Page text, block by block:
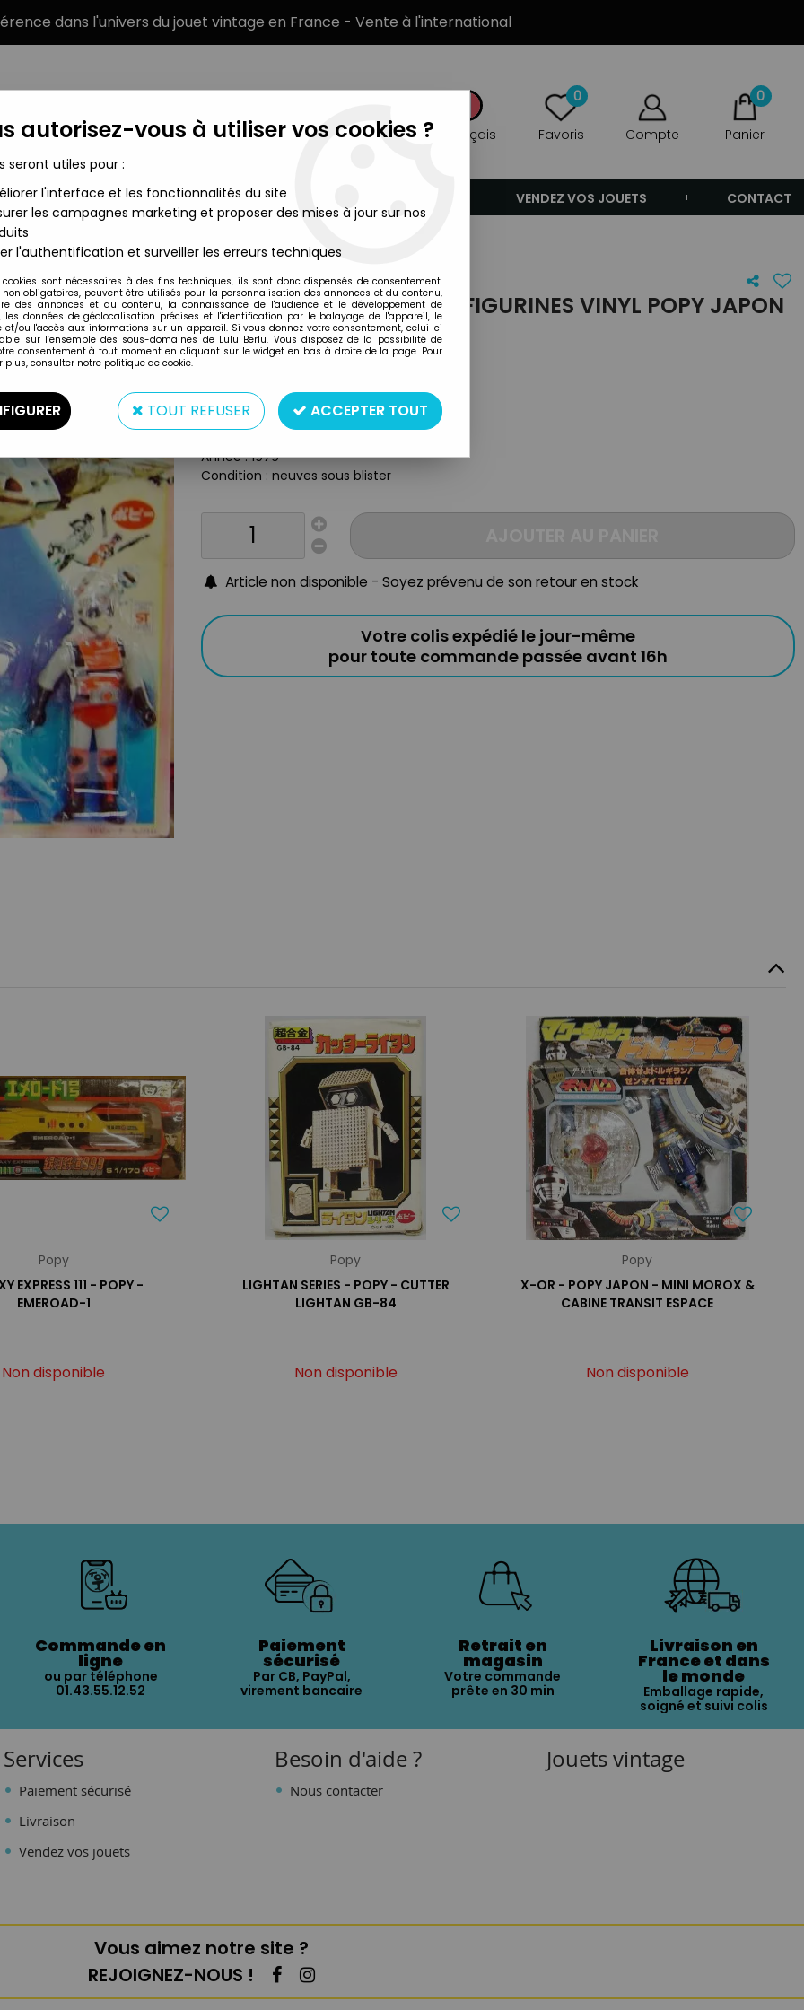
dans l'univers du jouet vintage en France - Vente à l'international
Français
0
Favoris Compte
0
Panier
MARQUES TYPE DE PRODUIT VENDEZ VOS JOUETS CONTACT
Japon
Popy
SAN KU KAÏ - PACK DE 4 FIGURINES VINYL POPY JAPON
REF4153
Matière : plastique
Taille : environ 10cm
Année : 1979
Condition : neuves sous blister
Article non disponible - Soyez prévenu de son retour en stock
Votre colis expédié le jour-même
pour toute commande passée avant 16h
Popy
EXPRESS 111 - POPY -
EMEROAD-1
Non disponible
Popy
LIGHTAN SERIES - POPY - CUTTER
LIGHTAN GB-84
Non disponible
Popy
X-OR - POPY JAPON - MINI MOROX &
CABINE TRANSIT ESPACE
Non disponible
Commande en
ligne
ou par téléphone
01.43.55.12.52
Paiement
sécurisé
Par CB, PayPal,
virement bancaire
Retrait en
magasin
Votre commande
prête en 30 min
Livraison en
France et dans
le monde
Emballage rapide,
soigné et suivi colis
Services
Paiement sécurisé
Livraison
Vendez vos jouets
Besoin d'aide ?
Nous contacter
Jouets vintage
Vous aimez notre site ?
REJOIGNEZ-NOUS !
autorisez-vous à utiliser vos cookies ?
seront utiles pour :
l'interface et les fonctionnalités du site
les campagnes marketing et proposer des mises à jour sur nos
l'authentification et surveiller les erreurs techniques
cookies sont nécessaires à des fins techniques, ils sont donc dispensés de consentement.
non obligatoires, peuvent être utilisés pour la personnalisation des annonces et du contenu,
des annonces et du contenu, la connaissance de l'audience et le développement de
les données de géolocalisation précises et l'identification par le balayage de l'appareil, le
et/ou l'accès aux informations sur un appareil. Si vous donnez votre consentement, celui-ci
sur l’ensemble des sous-domaines de Lulu Berlu. Vous disposez de la possibilité de
consentement à tout moment en cliquant sur le widget en bas à droite de la page. Pour
plus, consulter notre politique de cookie.
TOUT REFUSER ACCEPTER TOUT